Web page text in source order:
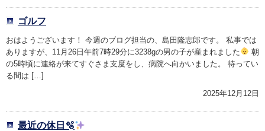
ゴルフ
おはようございます！ 今週のブログ担当の、島田隆志郎です。 私事では
ありますが、11月26日午前7時29分に3238gの男の子が産まれました
朝
の5時頃に連絡が来てすぐさま支度をし、病院へ向かいました。 待ってい
る間は […]
2025年12月12日
最近の休日🫧